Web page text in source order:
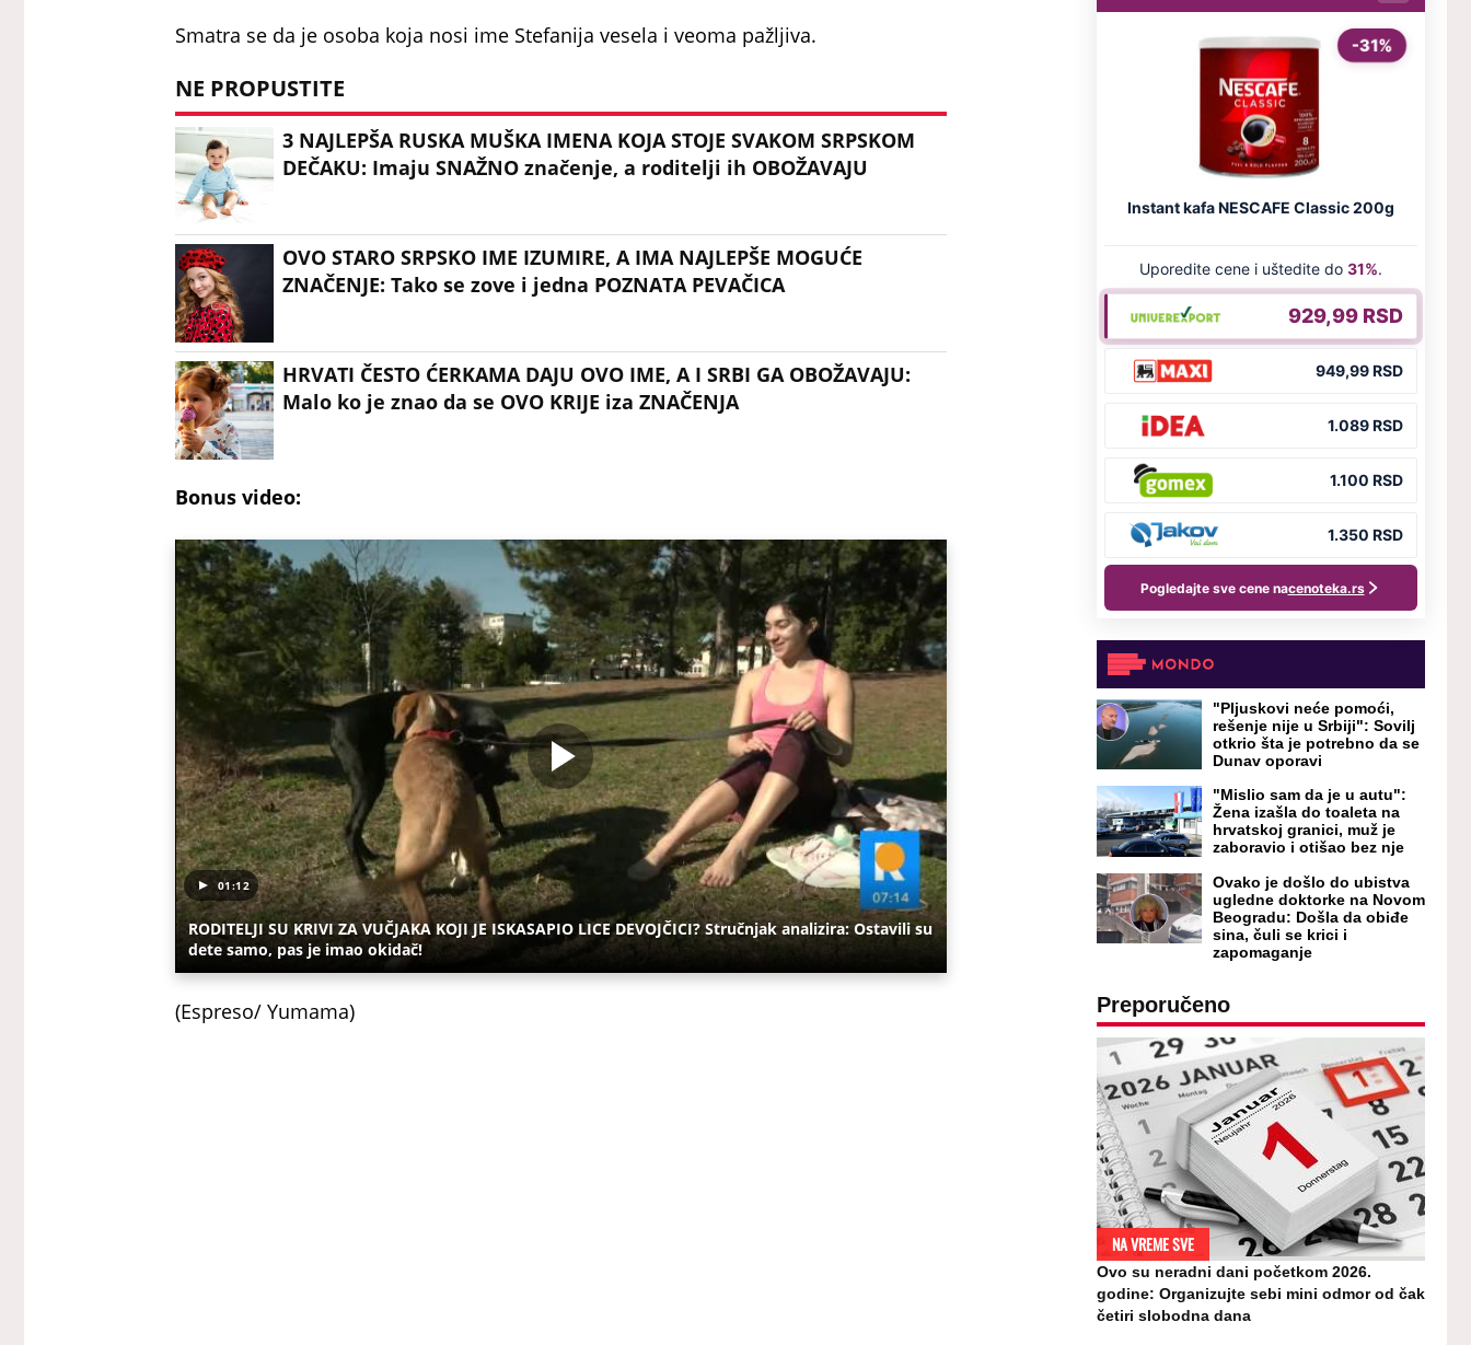
Smatra se da je osoba koja nosi ime Stefanija vesela i veoma pažljiva.
NE PROPUSTITE
3 NAJLEPŠA RUSKA MUŠKA IMENA KOJA STOJE SVAKOM SRPSKOM
DEČAKU: Imaju SNAŽNO značenje, a roditelji ih OBOŽAVAJU
OVO STARO SRPSKO IME IZUMIRE, A IMA NAJLEPŠE MOGUĆE
ZNAČENJE: Tako se zove i jedna POZNATA PEVAČICA
HRVATI ČESTO ĆERKAMA DAJU OVO IME, A I SRBI GA OBOŽAVAJU:
Malo ko je znao da se OVO KRIJE iza ZNAČENJA
Bonus video:
01:12
RODITELJI SU KRIVI ZA VUČJAKA KOJI JE ISKASAPIO LICE DEVOJČICI? Stručnjak analizira: Ostavili su
dete samo, pas je imao okidač!
(Espreso/ Yumama)
"Pljuskovi neće pomoći,
rešenje nije u Srbiji": Sovilj
otkrio šta je potrebno da se
Dunav oporavi
"Mislio sam da je u autu":
Žena izašla do toaleta na
hrvatskoj granici, muž je
zaboravio i otišao bez nje
Ovako je došlo do ubistva
ugledne doktorke na Novom
Beogradu: Došla da obiđe
sina, čuli se krici i
zapomaganje
Preporučeno
NA VREME SVE
Ovo su neradni dani početkom 2026.
godine: Organizujte sebi mini odmor od čak
četiri slobodna dana